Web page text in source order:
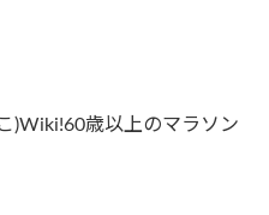
)Wiki!60歳以上のマラソン